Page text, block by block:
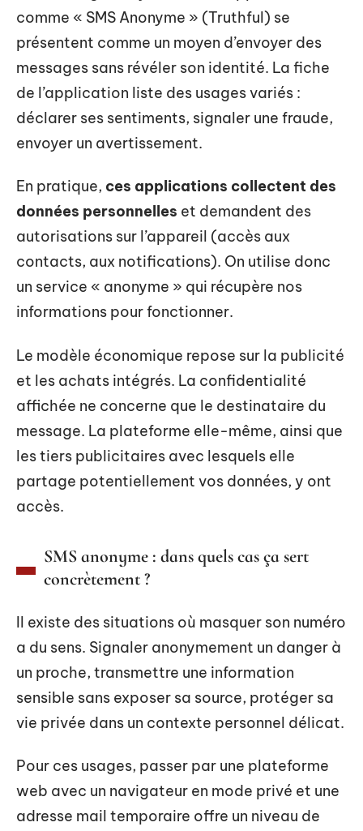
comme « SMS Anonyme » (Truthful) se
présentent comme un moyen d’envoyer des
messages sans révéler son identité. La fiche
de l’application liste des usages variés :
déclarer ses sentiments, signaler une fraude,
envoyer un avertissement.
En pratique, ces applications collectent des
données personnelles et demandent des
autorisations sur l’appareil (accès aux
contacts, aux notifications). On utilise donc
un service « anonyme » qui récupère nos
informations pour fonctionner.
Le modèle économique repose sur la publicité
et les achats intégrés. La confidentialité
affichée ne concerne que le destinataire du
message. La plateforme elle-même, ainsi que
les tiers publicitaires avec lesquels elle
partage potentiellement vos données, y ont
accès.
SMS anonyme : dans quels cas ça sert
concrètement ?
Il existe des situations où masquer son numéro
a du sens. Signaler anonymement un danger à
un proche, transmettre une information
sensible sans exposer sa source, protéger sa
vie privée dans un contexte personnel délicat.
Pour ces usages, passer par une plateforme
web avec un navigateur en mode privé et une
adresse mail temporaire offre un niveau de